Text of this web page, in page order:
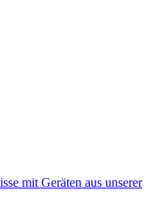
mit Geräten aus unserer